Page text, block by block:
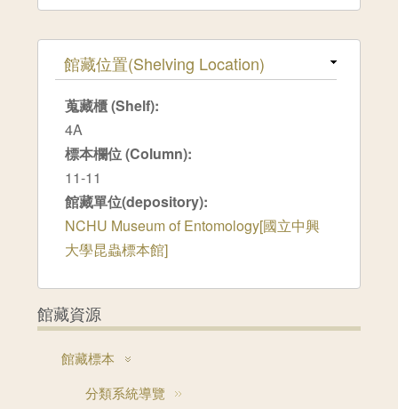
隱藏
館藏位置(Shelving Location)
蒐藏櫃 (Shelf):
4A
標本欄位 (Column):
11-11
館藏單位(depository):
NCHU Museum of Entomology[國立中興
大學昆蟲標本館]
館藏資源
館藏標本
分類系統導覽